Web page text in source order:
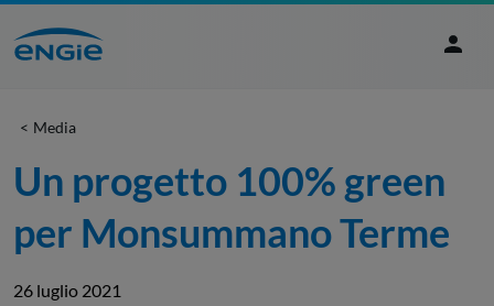
Media
Un progetto 100% green
per Monsummano Terme
26 luglio 2021